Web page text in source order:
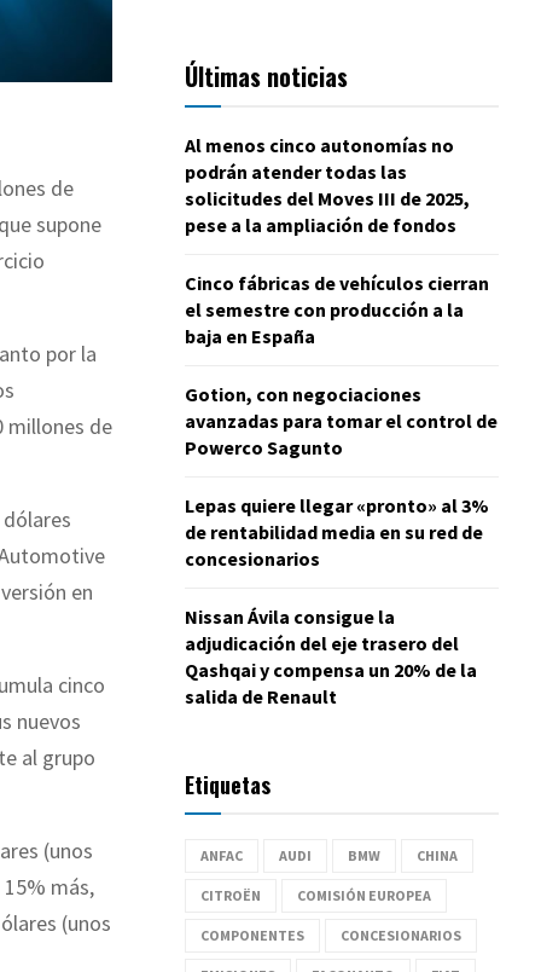
de
supone
por la
millones de
en
cinco
nuevos
al grupo
(unos
más,
(unos
Últimas noticias
Al menos cinco autonomías no
podrán atender todas las
solicitudes del Moves III de 2025,
pese a la ampliación de fondos
Cinco fábricas de vehículos cierran
el semestre con producción a la
baja en España
Gotion, con negociaciones
avanzadas para tomar el control de
Powerco Sagunto
Lepas quiere llegar «pronto» al 3%
de rentabilidad media en su red de
concesionarios
Nissan Ávila consigue la
adjudicación del eje trasero del
Qashqai y compensa un 20% de la
salida de Renault
Etiquetas
ANFAC AUDI BMW CHINA
CITROËN COMISIÓN EUROPEA
COMPONENTES CONCESIONARIOS